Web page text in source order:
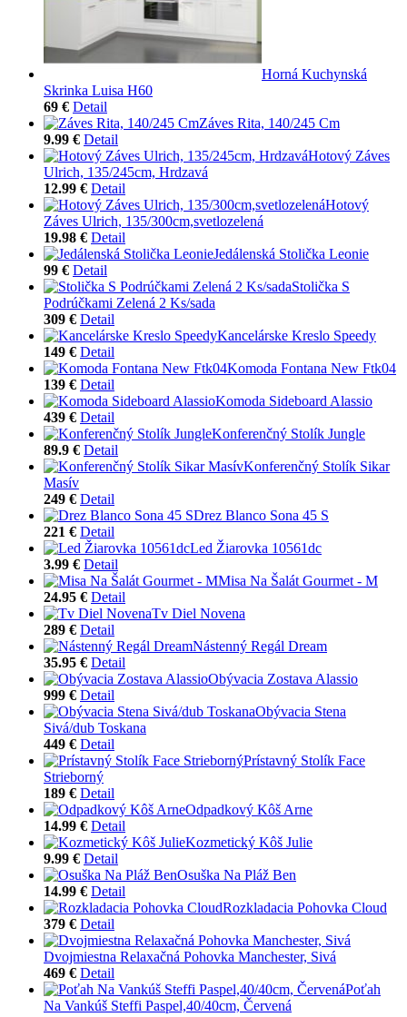
Horná Kuchynská
Skrinka Luisa H60
69 € Detail
Záves Rita, 140/245 Cm
9.99 € Detail
Hotový Záves
Ulrich, 135/245cm, Hrdzavá
12.99 € Detail
Hotový
Záves Ulrich, 135/300cm,svetlozelená
19.98 € Detail
Jedálenská Stolička Leonie
99 € Detail
Stolička S
Podrúčkami Zelená 2 Ks/sada
309 € Detail
Kancelárske Kreslo Speedy
149 € Detail
Komoda Fontana New Ftk04
139 € Detail
Komoda Sideboard Alassio
439 € Detail
Konferenčný Stolík Jungle
89.9 € Detail
Konferenčný Stolík Sikar
Masív
249 € Detail
Drez Blanco Sona 45 S
221 € Detail
Led Žiarovka 10561dc
3.99 € Detail
Misa Na Šalát Gourmet - M
24.95 € Detail
Tv Diel Novena
289 € Detail
Nástenný Regál Dream
35.95 € Detail
Obývacia Zostava Alassio
999 € Detail
Obývacia Stena
Sivá/dub Toskana
449 € Detail
Prístavný Stolík Face
Strieborný
189 € Detail
Odpadkový Kôš Arne
14.99 € Detail
Kozmetický Kôš Julie
9.99 € Detail
Osuška Na Pláž Ben
14.99 € Detail
Rozkladacia Pohovka Cloud
379 € Detail
Dvojmiestna Relaxačná Pohovka Manchester, Sivá
469 € Detail
Poťah
Na Vankúš Steffi Paspel,40/40cm, Červená